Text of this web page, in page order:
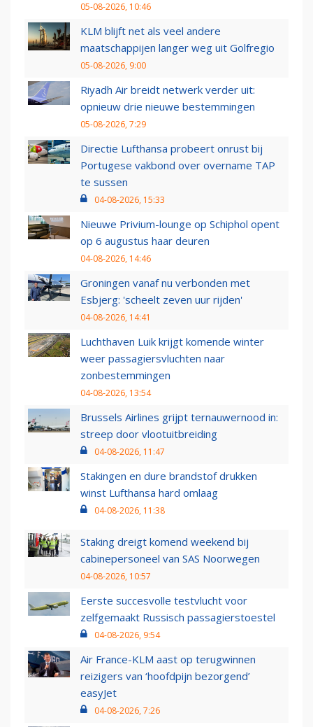
05-08-2026, 10:46
KLM blijft net als veel andere
maatschappijen langer weg uit Golfregio
05-08-2026, 9:00
Riyadh Air breidt netwerk verder uit:
opnieuw drie nieuwe bestemmingen
05-08-2026, 7:29
Directie Lufthansa probeert onrust bij
Portugese vakbond over overname TAP
te sussen
04-08-2026, 15:33
Nieuwe Privium-lounge op Schiphol opent
op 6 augustus haar deuren
04-08-2026, 14:46
Groningen vanaf nu verbonden met
Esbjerg: 'scheelt zeven uur rijden'
04-08-2026, 14:41
Luchthaven Luik krijgt komende winter
weer passagiersvluchten naar
zonbestemmingen
04-08-2026, 13:54
Brussels Airlines grijpt ternauwernood in:
streep door vlootuitbreiding
04-08-2026, 11:47
Stakingen en dure brandstof drukken
winst Lufthansa hard omlaag
04-08-2026, 11:38
Staking dreigt komend weekend bij
cabinepersoneel van SAS Noorwegen
04-08-2026, 10:57
Eerste succesvolle testvlucht voor
zelfgemaakt Russisch passagierstoestel
04-08-2026, 9:54
Air France-KLM aast op terugwinnen
reizigers van ‘hoofdpijn bezorgend’
easyJet
04-08-2026, 7:26